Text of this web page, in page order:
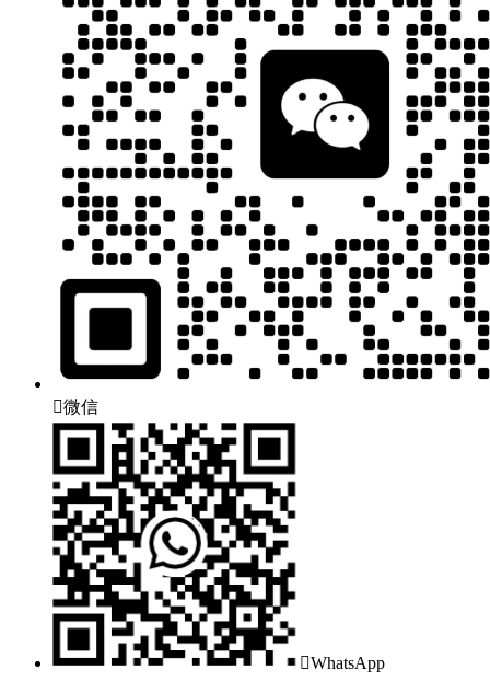
微信
WhatsApp